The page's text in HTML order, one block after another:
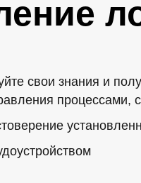
свои знания и
процессами,